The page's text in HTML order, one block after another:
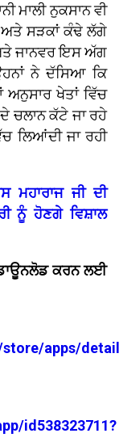
ਮਾਲੀ ਨੁਕਸਾਨ ਵੀ
ਅਤੇ ਸੜਕਾਂ ਕੰਢੇ ਲੱਗੇ
ਜਾਨਵਰ ਇਸ ਅੱਗ
ਨੇ ਦੱਸਿਆ ਕਿ
ਖੇਤਾਂ ਵਿੱਚ
ਚਲਾਨ ਕੱਟੇ ਜਾ ਰਹੇ
ਲਿਆਂਦੀ ਜਾ ਰਹੀ
ਮਹਾਰਾਜ ਜੀ ਦੀ
ਨੂੰ ਹੋਣਗੇ ਵਿਸ਼ਾਲ
ਕਰਨ ਲਈ
apps/
id538323711?